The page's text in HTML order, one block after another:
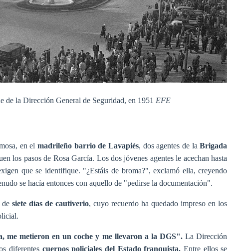
de la Dirección General de Seguridad, en 1951 EFE
en el madrileño barrio de Lavapiés, dos agentes de laBrigada
los pasos de Rosa García. Los dos jóvenes agentes le acechan hasta
que se identifique. "¿Estáis de broma?", exclamó ella, creyendo
se hacía entonces con aquello de "pedirse la documentación".
de siete días de cautiverio, cuyo recuerdo ha quedado impreso en los
me metieron en un coche y me llevaron a la DGS".La Dirección
diferentes cuerpos policiales del Estado franquista. Entre ellos se